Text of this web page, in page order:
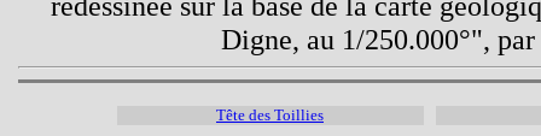
Digne, au 1/250.000°",
Tête des Toillies